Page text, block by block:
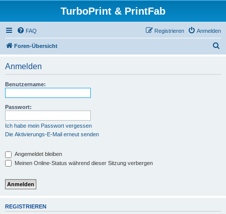
TurboPrint & PrintFab
FAQ Anmelden
Registrieren
Foren-Übersicht
Anmelden
Benutzername:
Passwort:
Ich habe mein Passwort vergessen
Die Aktivierungs-E-Mail erneut senden
Angemeldet bleiben
Meinen Online-Status während dieser Sitzung verbergen
REGISTRIEREN